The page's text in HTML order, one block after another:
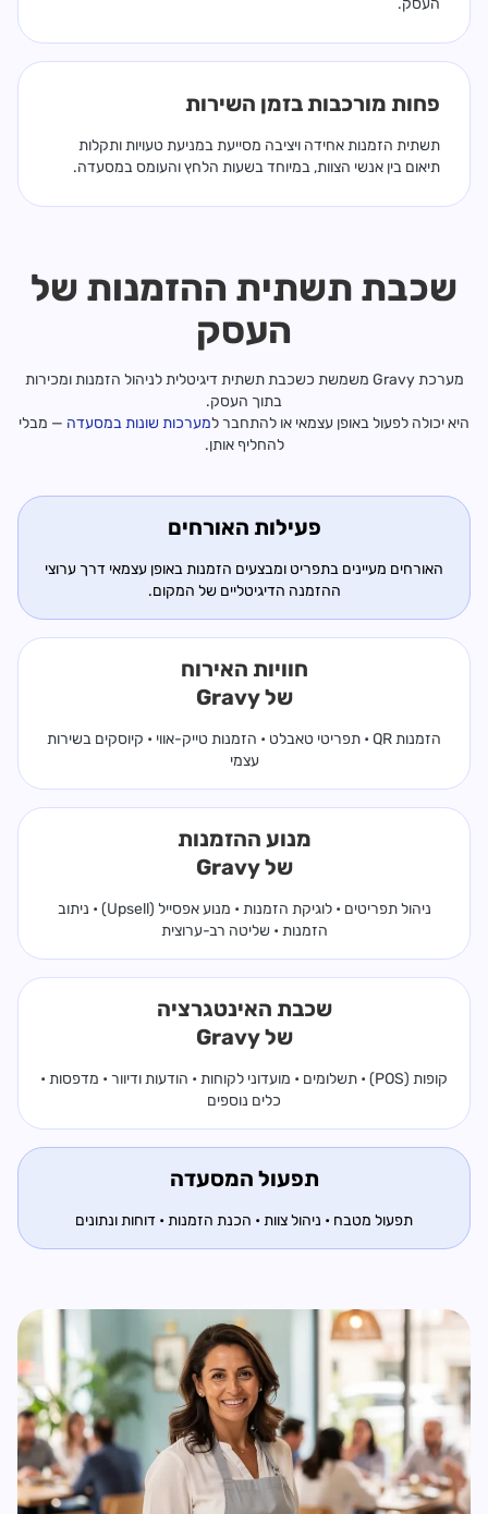
העסק.
פחות מורכבות בזמן השירות
תשתית הזמנות אחידה ויציבה מסייעת במניעת טעויות ותקלות
תיאום בין אנשי הצוות, במיוחד בשעות הלחץ והעומס במסעדה.
שכבת תשתית ההזמנות של
העסק
מערכת Gravy משמשת כשכבת תשתית דיגיטלית לניהול הזמנות ומכירות
בתוך העסק.
היא יכולה לפעול באופן עצמאי או להתחבר למערכות שונות במסעדה — מבלי
להחליף אותן.
פעילות האורחים
האורחים מעיינים בתפריט ומבצעים הזמנות באופן עצמאי דרך ערוצי
ההזמנה הדיגיטליים של המקום.
חוויות האירוח
של Gravy
הזמנות QR • תפריטי טאבלט • הזמנות טייק-אווי • קיוסקים בשירות
עצמי
מנוע ההזמנות
של Gravy
ניהול תפריטים • לוגיקת הזמנות • מנוע אפסייל (Upsell) • ניתוב
הזמנות • שליטה רב-ערוצית
שכבת האינטגרציה
של Gravy
קופות (POS) • תשלומים • מועדוני לקוחות • הודעות ודיוור • מדפסות •
כלים נוספים
תפעול המסעדה
תפעול מטבח • ניהול צוות • הכנת הזמנות • דוחות ונתונים